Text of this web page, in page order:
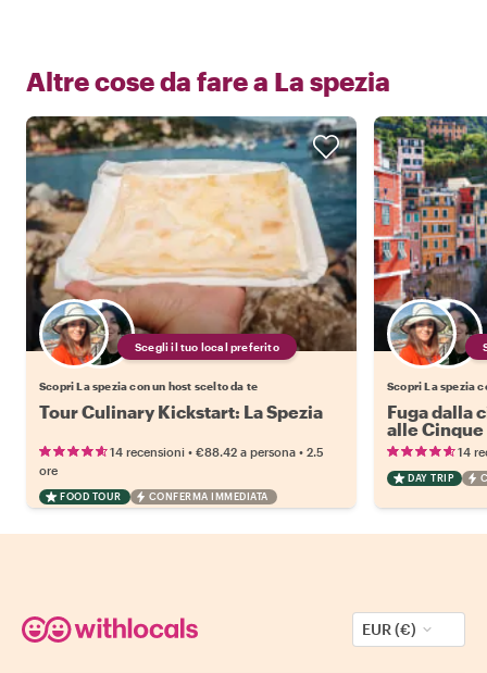
Altre cose da fare a La spezia
Scegli il tuo local preferito
Scopri La spezia con un host scelto da te
Tour Culinary Kickstart: La Spezia
14 recensioni • €88.42 a persona • 2.5
ore
FOOD TOUR CONFERMA IMMEDIATA
Scopri La spezia
Fuga dalla
alle
14
DAY TRIP
EUR (€)